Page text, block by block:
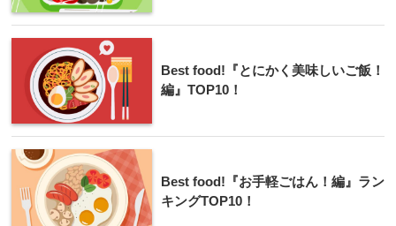
Best food!『とにかく美味しいご飯！
編』TOP10！
Best food!『お手軽ごはん！編』ラン
キングTOP10！